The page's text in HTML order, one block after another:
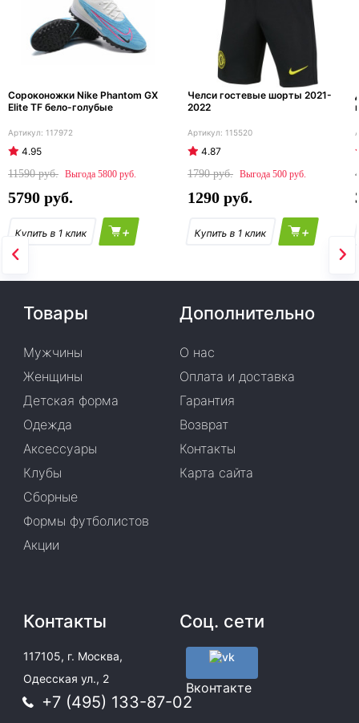
Сороконожки Nike Phantom GX
Elite TF бело-голубые
117972
4.95
11590
5800
5790
+
Челси гостевые шорты 2021-
2022
115520
4.87
1790
500
1290
+
Товары
Мужчины
Женщины
Детская форма
Одежда
Аксессуары
Клубы
Сборные
Формы футболистов
Акции
Дополнительно
О нас
Оплата и доставка
Гарантия
Возврат
Контакты
Карта сайта
Контакты
117105, г. Москва,
Одесская ул., 2
+7 (495) 133-87-02
Соц. сети
Вконтакте